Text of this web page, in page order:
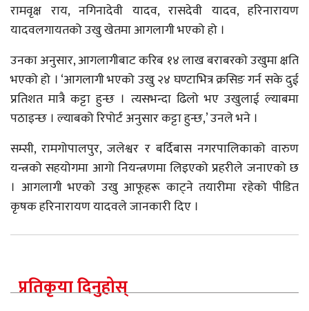
रामवृक्ष राय, नगिनादेवी यादव, रासदेवी यादव, हरिनारायण
यादवलगायतको उखु खेतमा आगलागी भएको हो ।
उनका अनुसार, आगलागीबाट करिब १४ लाख बराबरको उखुमा क्षति
भएको हो । ‘आगलागी भएको उखु २४ घण्टाभित्र क्रसिङ गर्न सके दुई
प्रतिशत मात्रै कट्टा हुन्छ । त्यसभन्दा ढिलो भए उखुलाई ल्याबमा
पठाइन्छ । ल्याबको रिपोर्ट अनुसार कट्टा हुन्छ,’ उनले भने ।
सम्सी, रामगोपालपुर, जलेश्वर र बर्दिबास नगरपालिकाको वारुण
यन्त्रको सहयोगमा आगो नियन्त्रणमा लिइएको प्रहरीले जनाएको छ
। आगलागी भएको उखु आफूहरू काट्ने तयारीमा रहेको पीडित
कृषक हरिनारायण यादवले जानकारी दिए ।
प्रतिकृया दिनुहोस्